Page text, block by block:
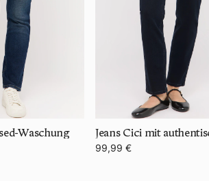
Waschung
99,99 €